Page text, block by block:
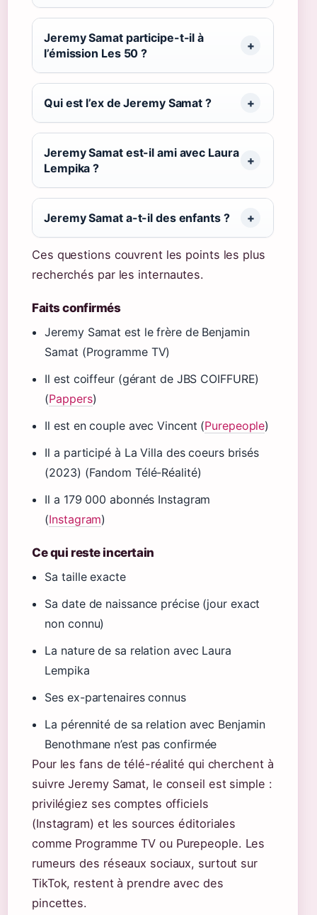
Jeremy Samat participe-t-il à
l’émission Les 50 ?
Qui est l’ex de Jeremy Samat ?
Jeremy Samat est-il ami avec Laura
Lempika ?
Jeremy Samat a-t-il des enfants ?
Ces questions couvrent les points les plus
recherchés par les internautes.
Faits confirmés
Jeremy Samat est le frère de Benjamin
Samat (Programme TV)
Il est coiffeur (gérant de JBS COIFFURE)
(Pappers)
Il est en couple avec Vincent (Purepeople)
Il a participé à La Villa des coeurs brisés
(2023) (Fandom Télé-Réalité)
Il a 179 000 abonnés Instagram
(Instagram)
Ce qui reste incertain
Sa taille exacte
Sa date de naissance précise (jour exact
non connu)
La nature de sa relation avec Laura
Lempika
Ses ex-partenaires connus
La pérennité de sa relation avec Benjamin
Benothmane n’est pas confirmée
Pour les fans de télé-réalité qui cherchent à
suivre Jeremy Samat, le conseil est simple :
privilégiez ses comptes officiels
(Instagram) et les sources éditoriales
comme Programme TV ou Purepeople. Les
rumeurs des réseaux sociaux, surtout sur
TikTok, restent à prendre avec des
pincettes.